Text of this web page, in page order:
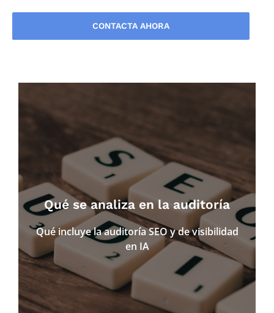
CONTACTA AHORA
Qué se analiza en la auditoría
Qué incluye la auditoría SEO y de visibilidad
en IA
● Indexación y rastreo
● Arquitectura web y estructura de URLs
● Meta etiquetas y optimización on-page
● Contenidos y coherencia semántica
● Canibalización de palabras clave
● Experiencia de usuario y WPO
● Enlazado interno y perfil de enlaces
● Robots, sitemap y redirecciones
● Detección de penalizaciones y riesgos
● Preparación del contenido para buscadores
basados en IA
● Análisis de oportunidades de visibilidad en
respuestas generativas